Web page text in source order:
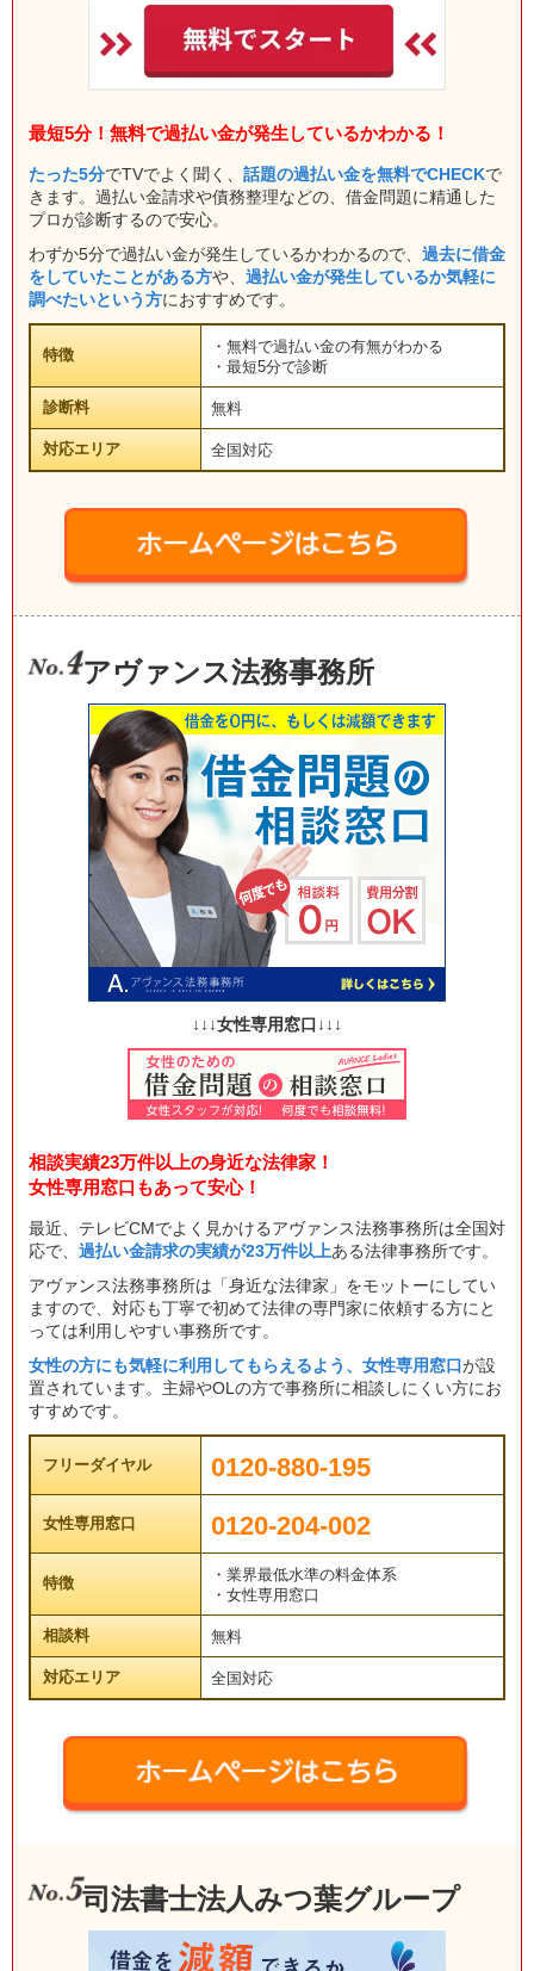
最短5分！無料で過払い金が発生しているかわかる！
たった5分でTVでよく聞く、 話題の過払い金を無料でCHECKで
きます。過払い金請求や債務整理などの、借金問題に精通した
プロが診断するので安心。
わずか5分で過払い金が発生しているかわかるので、 過去に借金
をしていたことがある方や、 過払い金が発生しているか気軽に
調べたいという方におすすめです。
特徴
・無料で過払い金の有無がわかる
・最短5分で診断
診断料 無料
対応エリア 全国対応
アヴァンス法務事務所
↓↓↓女性専用窓口↓↓↓
相談実績23万件以上の身近な法律家！
女性専用窓口もあって安心！
最近、テレビCMでよく見かけるアヴァンス法務事務所は全国対
応で、 過払い金請求の実績が23万件以上ある法律事務所です。
アヴァンス法務事務所は「身近な法律家」をモットーにしてい
ますので、対応も丁寧で初めて法律の専門家に依頼する方にと
っては利用しやすい事務所です。
女性の方にも気軽に利用してもらえるよう、女性専用窓口が設
置されています。主婦やOLの方で事務所に相談しにくい方にお
すすめです。
フリーダイヤル 0120-880-195
女性専用窓口 0120-204-002
特徴
・業界最低水準の料金体系
・女性専用窓口
相談料 無料
対応エリア 全国対応
司法書士法人みつ葉グループ